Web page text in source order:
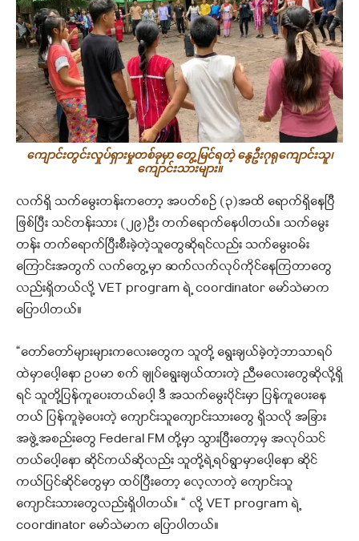
ကျောင်းတွင်းလှုပ်ရှားမှုတစ်ခုမှာ တွေ့မြင်ရတဲ့ နွေဦးဂုရုကျောင်းသူ၊
ကျောင်းသားများ။
လက်ရှိ သက်မွေးတန်းကတော့ အပတ်စဉ် (၃)အထိ ရောက်ရှိနေပြီ
ဖြစ်ပြီး သင်တန်းသား (၂၉)ဦး တက်ရောက်နေပါတယ်။ သက်မွေး
တန်း တက်ရောက်ပြီးစီးခဲ့တဲ့သူတွေဆိုရင်လည်း သက်မွေးဝမ်း
ကြောင်းအတွက် လက်တွေ့မှာ ဆက်လက်လုပ်ကိုင်နေကြတာတွေ
လည်းရှိတယ်လို့ VET program ရဲ့ coordinator မော်သဲမာက
ပြောပါတယ်။
“တော်တော်များများကလေးတွေက သူတို့ ရွေးချယ်ခဲ့တဲ့ဘာသာရပ်
ထဲမှာပေါ့နော ဥပမာ စက် ချုပ်ရွေးချယ်ထားတဲ့ ညီမလေးတွေဆိုလို့ရှိ
ရင် သူတို့ပြန်ကူပေးတယ်ပေါ့ ဒီ အသက်မွေးပိုင်းမှာ ပြန်ကူပေးနေ
တယ် ပြန်ကူခဲ့ပေးတဲ့ ကျောင်းသူကျောင်းသားတွေ ရှိသလို အခြား
အဖွဲ့အစည်းတွေ Federal FM တို့မှာ သွားပြီးတော့မှ အလုပ်သင်
တယ်ပေါ့နော ဆိုင်ကယ်ဆိုလည်း သူတို့ရဲ့ရပ်ရွာမှာပေါ့နော ဆိုင်
ကယ်ပြင်ဆိုင်တွေမှာ ထပ်ပြီးတော့ လေ့လာတဲ့ ကျောင်းသူ
ကျောင်းသားတွေလည်းရှိပါတယ်။ “ လို့ VET program ရဲ့
coordinator မော်သဲမာက ပြောပါတယ်။